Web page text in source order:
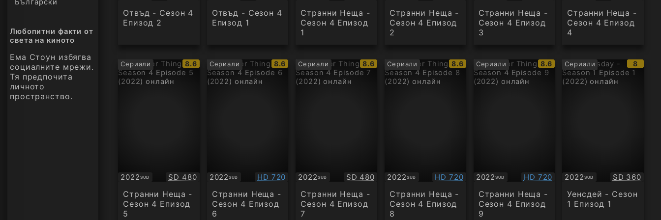
Български
Любопитни факти от
света на киното
Ема Стоун избягва
социалните мрежи.
Тя предпочита
личното
пространство.
Отвъд - Сезон 4
Епизод 2
Отвъд - Сезон 4
Епизод 1
Странни Неща -
Сезон 4 Епизод
1
Странни Неща -
Сезон 4 Епизод
2
Странни Неща -
Сезон 4 Епизод
3
Странни Неща -
Сезон 4 Епизод
4
Сериали
IMDb
рейтинг:
8.6
2022SUB
Субтитри Качество:
SD 480
Странни Неща -
Сезон 4 Епизод
5
Сериали
IMDb
рейтинг:
8.6
2022SUB
Субтитри Качество:
HD 720
Странни Неща -
Сезон 4 Епизод
6
Сериали
IMDb
рейтинг:
8.6
2022SUB
Субтитри Качество:
SD 480
Странни Неща -
Сезон 4 Епизод
7
Сериали
IMDb
рейтинг:
8.6
2022SUB
Субтитри Качество:
HD 720
Странни Неща -
Сезон 4 Епизод
8
Сериали
IMDb
рейтинг:
8.6
2022SUB
Субтитри Качество:
HD 720
Странни Неща -
Сезон 4 Епизод
9
Сериали
IMDb
8
2022SUB
Субтитри Качество:
SD 360
Уенсдей - Сезон
1 Епизод 1